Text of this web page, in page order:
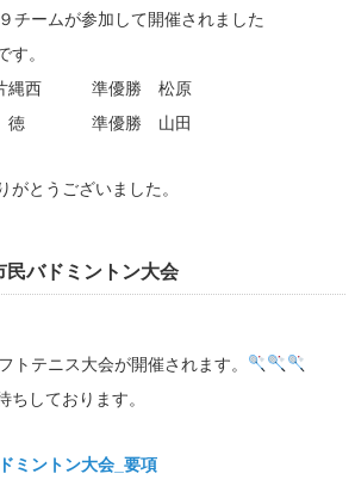
チームが参加して開催されました
す。
縄西 準優勝 松原
徳 準優勝 山田
がとうございました。
バドミントン大会
テニス大会が開催されます。
ちしております。
ミントン大会_要項